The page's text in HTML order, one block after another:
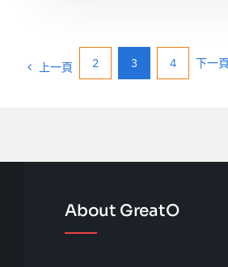
上一頁 2 3 4 下一頁
About GreatO